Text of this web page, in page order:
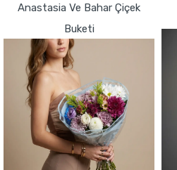
Anastasia Ve Bahar Çiçek
Buketi